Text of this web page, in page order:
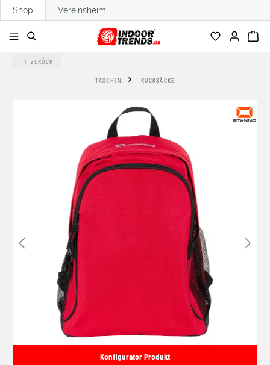
springen
Shop Vereinsheim
ZURÜCK
TASCHEN RUCKSÄCKE
Konfigurator Produkt